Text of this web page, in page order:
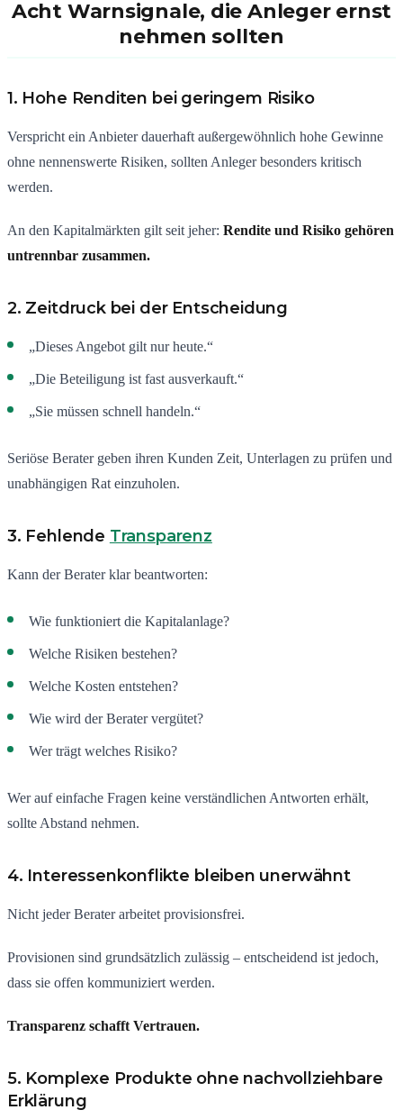
Acht Warnsignale, die Anleger ernst
nehmen sollten
1. Hohe Renditen bei geringem Risiko
Verspricht ein Anbieter dauerhaft außergewöhnlich hohe Gewinne
ohne nennenswerte Risiken, sollten Anleger besonders kritisch
werden.
An den Kapitalmärkten gilt seit jeher: Rendite und Risiko gehören
untrennbar zusammen.
2. Zeitdruck bei der Entscheidung
„Dieses Angebot gilt nur heute.“
„Die Beteiligung ist fast ausverkauft.“
„Sie müssen schnell handeln.“
Seriöse Berater geben ihren Kunden Zeit, Unterlagen zu prüfen und
unabhängigen Rat einzuholen.
3. Fehlende Transparenz
Kann der Berater klar beantworten:
Wie funktioniert die Kapitalanlage?
Welche Risiken bestehen?
Welche Kosten entstehen?
Wie wird der Berater vergütet?
Wer trägt welches Risiko?
Wer auf einfache Fragen keine verständlichen Antworten erhält,
sollte Abstand nehmen.
4. Interessenkonflikte bleiben unerwähnt
Nicht jeder Berater arbeitet provisionsfrei.
Provisionen sind grundsätzlich zulässig – entscheidend ist jedoch,
dass sie offen kommuniziert werden.
Transparenz schafft Vertrauen.
5. Komplexe Produkte ohne nachvollziehbare
Erklärung